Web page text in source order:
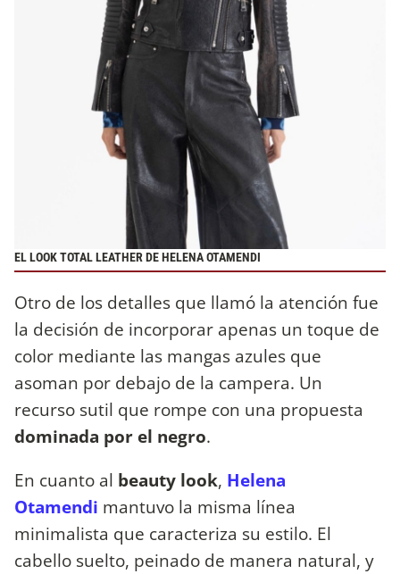
EL LOOK TOTAL LEATHER DE HELENA OTAMENDI
Otro de los detalles que llamó la atención fue
la decisión de incorporar apenas un toque de
color mediante las mangas azules que
asoman por debajo de la campera. Un
recurso sutil que rompe con una propuesta
dominada por el negro.
En cuanto al beauty look, Helena
Otamendi mantuvo la misma línea
minimalista que caracteriza su estilo. El
cabello suelto, peinado de manera natural, y